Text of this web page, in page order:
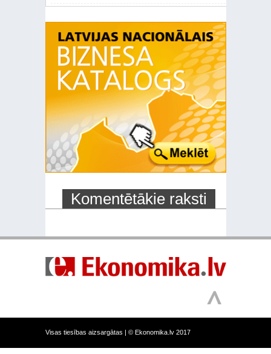
Komentētākie raksti
Visas tiesības aizsargātas | © Ekonomika.lv 2017